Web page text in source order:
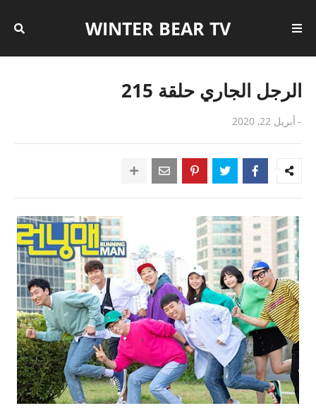
WINTER BEAR TV
الرجل الجاري حلقة 215
- أبريل 22, 2020